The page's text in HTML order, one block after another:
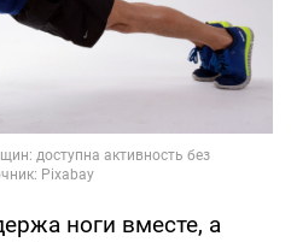
ноги вместе, а